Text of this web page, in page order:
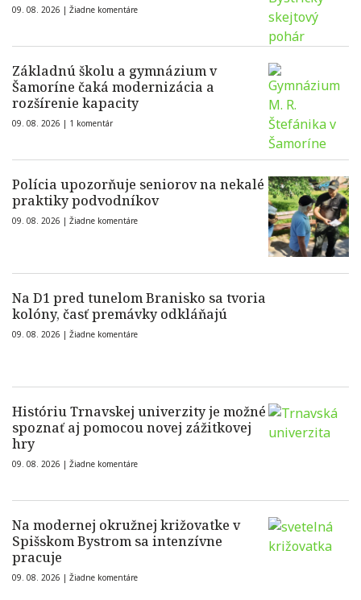
09. 08. 2026 | Žiadne komentáre
Základnú školu a gymnázium v
Šamoríne čaká modernizácia a
rozšírenie kapacity
09. 08. 2026 | 1 komentár
Polícia upozorňuje seniorov na nekalé
praktiky podvodníkov
09. 08. 2026 | Žiadne komentáre
Na D1 pred tunelom Branisko sa tvoria
kolóny, časť premávky odkláňajú
09. 08. 2026 | Žiadne komentáre
Históriu Trnavskej univerzity je možné
spoznať aj pomocou novej zážitkovej
hry
09. 08. 2026 | Žiadne komentáre
Na modernej okružnej križovatke v
Spišskom Bystrom sa intenzívne
pracuje
09. 08. 2026 | Žiadne komentáre